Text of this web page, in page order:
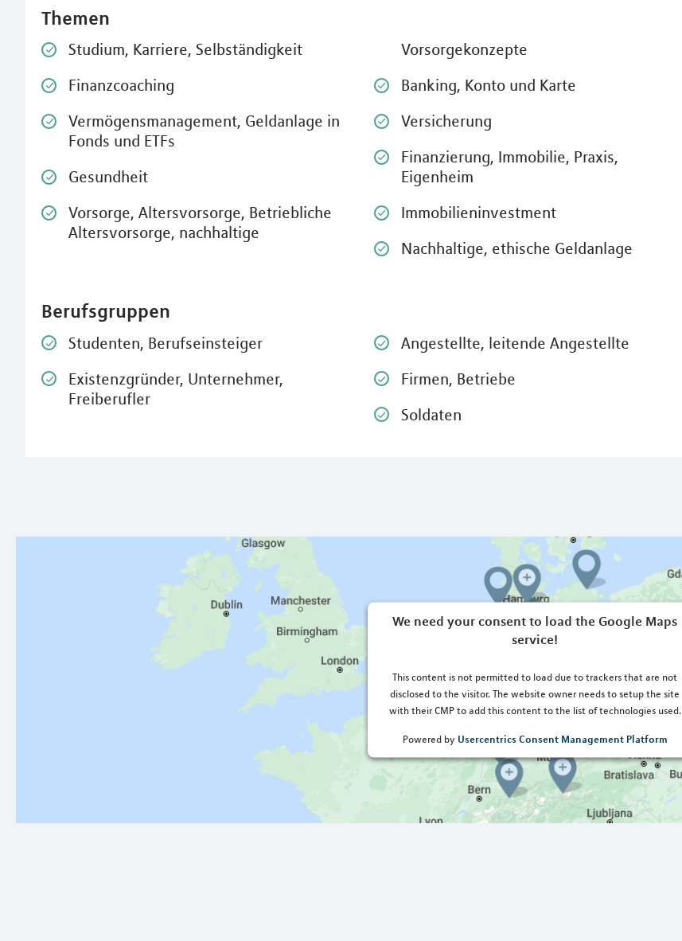
Themen
Studium, Karriere, Selbständigkeit
Finanzcoaching
Vermögensmanagement, Geldanlage in
Fonds und ETFs
Gesundheit
Vorsorge, Altersvorsorge, Betriebliche
Altersvorsorge, nachhaltige
Vorsorgekonzepte
Banking, Konto und Karte
Versicherung
Finanzierung, Immobilie, Praxis,
Eigenheim
Immobilieninvestment
Nachhaltige, ethische Geldanlage
Berufsgruppen
Studenten, Berufseinsteiger
Existenzgründer, Unternehmer,
Freiberufler
Angestellte, leitende Angestellte
Firmen, Betriebe
Soldaten
We need your consent to load the Google Maps
service!
This content is not permitted to load due to trackers that are not
disclosed to the visitor. The website owner needs to setup the site
with their CMP to add this content to the list of technologies used.
Powered by Usercentrics Consent Management Platform